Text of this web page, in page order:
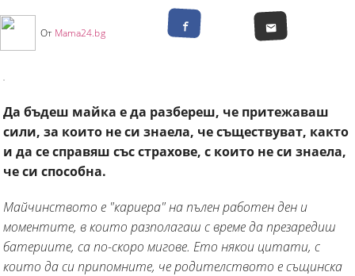
От Mama24.bg
Да бъдеш майка е да разбереш, че притежаваш
сили, за които не си знаела, че съществуват, както
и да се справяш със страхове, с които не си знаела,
че си способна.
Майчинството е "кариера" на пълен работен ден и
моментите, в които разполагаш с време да презаредиш
батериите, са по-скоро мигове. Ето някои цитати, с
които да си припомните, че родителството е същинска